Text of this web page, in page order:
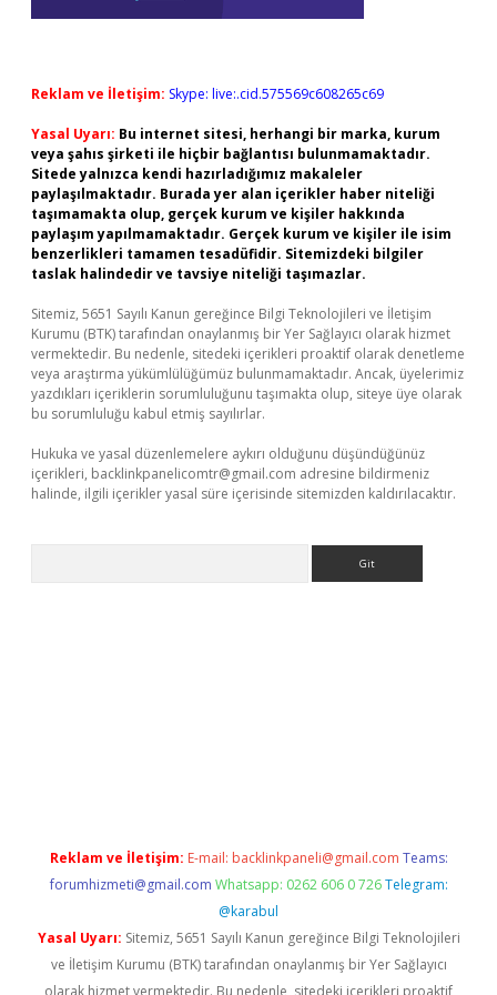
Reklam ve İletişim: Skype: live:.cid.575569c608265c69
Yasal Uyarı: Bu internet sitesi, herhangi bir marka, kurum
veya şahıs şirketi ile hiçbir bağlantısı bulunmamaktadır.
Sitede yalnızca kendi hazırladığımız makaleler
paylaşılmaktadır. Burada yer alan içerikler haber niteliği
taşımamakta olup, gerçek kurum ve kişiler hakkında
paylaşım yapılmamaktadır. Gerçek kurum ve kişiler ile isim
benzerlikleri tamamen tesadüfidir. Sitemizdeki bilgiler
taslak halindedir ve tavsiye niteliği taşımazlar.
Sitemiz, 5651 Sayılı Kanun gereğince Bilgi Teknolojileri ve İletişim
Kurumu (BTK) tarafından onaylanmış bir Yer Sağlayıcı olarak hizmet
vermektedir. Bu nedenle, sitedeki içerikleri proaktif olarak denetleme
veya araştırma yükümlülüğümüz bulunmamaktadır. Ancak, üyelerimiz
yazdıkları içeriklerin sorumluluğunu taşımakta olup, siteye üye olarak
bu sorumluluğu kabul etmiş sayılırlar.
Hukuka ve yasal düzenlemelere aykırı olduğunu düşündüğünüz
içerikleri, backlinkpanelicomtr@gmail.com adresine bildirmeniz
halinde, ilgili içerikler yasal süre içerisinde sitemizden kaldırılacaktır.
Reklam ve İletişim: E-mail: backlinkpaneli@gmail.com Teams:
forumhizmeti@gmail.com Whatsapp: 0262 606 0 726 Telegram:
@karabul
Yasal Uyarı: Sitemiz, 5651 Sayılı Kanun gereğince Bilgi Teknolojileri
ve İletişim Kurumu (BTK) tarafından onaylanmış bir Yer Sağlayıcı
olarak hizmet vermektedir. Bu nedenle, sitedeki içerikleri proaktif